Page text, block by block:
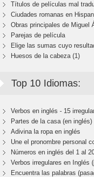
Títulos de películas mal
Ciudades romanas en
Obras principales de Miguel
Parejas de película
Elige las sumas cuyo
Huesos de la cabeza (1)
Top 10 Idiomas:
Verbos en inglés - 15
Partes de la casa (en inglés)
Adivina la ropa en inglés
Une el pronombre personal
Números en inglés del 1 al
Verbos irregulares en Inglés
Encuentra las palabras